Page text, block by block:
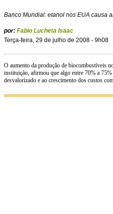
Banco Mundial: etanol nos EUA causa
por: Fabio Lucheta Isaac
Terça-feira, 29 de julho de 2008 - 9h08
O aumento da produção de biocombustíveis
instituição, afirmou que algo entre 70% a
desvalorizado e ao crescimento dos custos